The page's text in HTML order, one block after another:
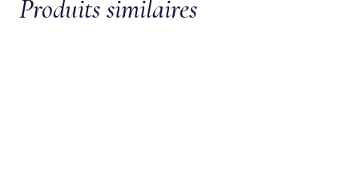
Produits similaires